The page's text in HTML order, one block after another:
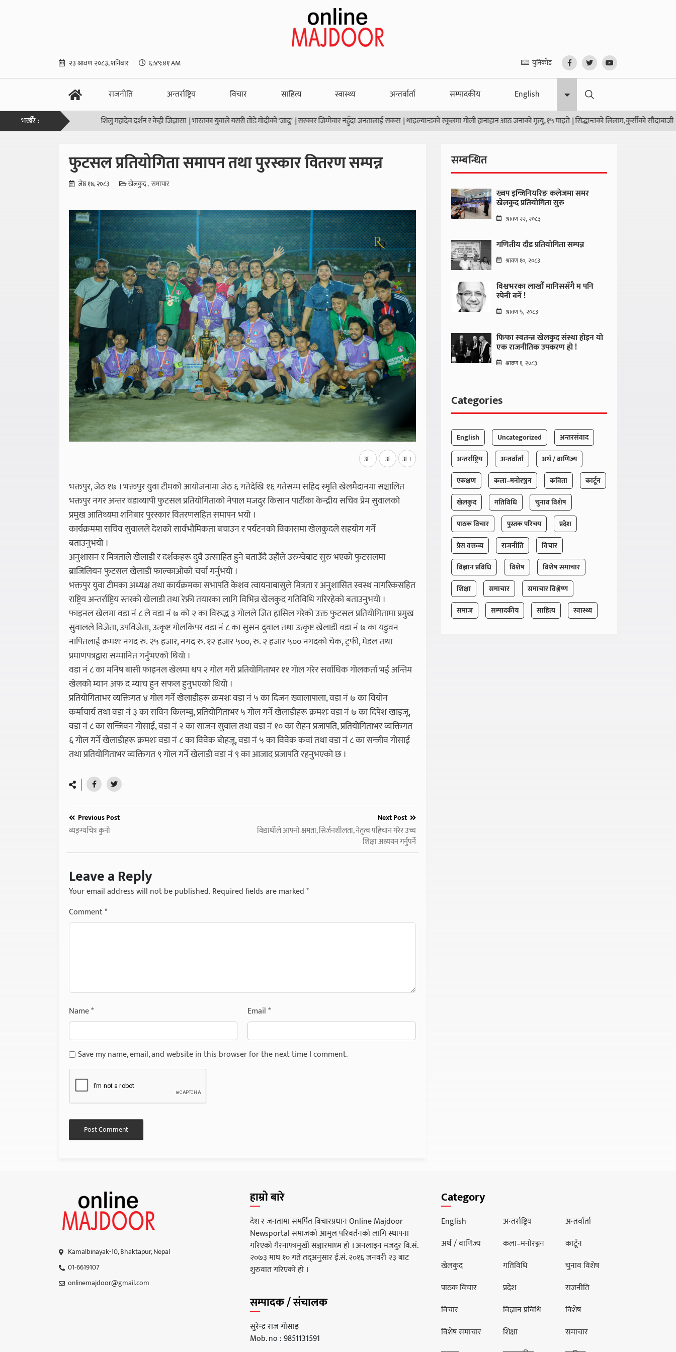
२३ श्रावण २०८३, शनिबार ६:४९:४१ AM युनिकोड
राजनीति अन्तर्राष्ट्रिय विचार साहित्य स्वास्थ्य अन्तर्वार्ता सम्पादकीय
English
भर्खरै :
शिलु महादेव दर्शन र केही जिज्ञासा |भारतका युवाले यसरी तोडे मोदीको ‘जादु’ |सरकार जिम्मेवार नहुँदा जनतालाई सकस |थाइल्यान्डको स्कूलमा गोली हानाहान आठ जनाको मृत्यु, १५ घाइते |सिद्धान्तको लिलाम, कुर्सीको सौदाबाजी |उठ जाग
फुटसल प्रतियोगिता समापन तथा पुरस्कार वितरण सम्पन्न
जेष्ठ १७, २०८३ खेलकुद समाचार
अ - अ अ +
भक्तपुर, जेठ १७ । भक्तपुर युवा टीमको आयोजनामा जेठ ६ गतेदेखि १६ गतेसम्म सहिद स्मृति खेलमैदानमा सञ्चालित
भक्तपुर नगर अन्तर वडाव्यापी फुटसल प्रतियोगिताको नेपाल मजदुर किसान पार्टीका केन्द्रीय सचिव प्रेम सुवालको
प्रमुख आतिथ्यमा शनिबार पुरस्कार वितरणसहित समापन भयो ।
कार्यक्रममा सचिव सुवालले देशको सार्वभौमिकता बचाउन र पर्यटनको विकासमा खेलकुदले सहयोग गर्ने
बताउनुभयो ।
अनुशासन र मित्रताले खेलाडी र दर्शकहरू दुवै उत्साहित हुने बताउँदै उहाँले उरुग्वेबाट सुरु भएको फुटसलमा
ब्राजिलियन फुटसल खेलाडी फाल्काओको चर्चा गर्नुभयो ।
भक्तपुर युवा टीमका अध्यक्ष तथा कार्यक्रमका सभापति केशव त्वायनाबासुले मित्रता र अनुशासित स्वस्थ नागरिकसहित
राष्ट्रिय अन्तर्राष्ट्रिय स्तरको खेलाडी तथा रेफ्री तयारका लागि विभिन्न खेलकुद गतिविधि गरिरहेको बताउनुभयो ।
फाइनल खेलमा वडा नं ८ ले वडा नं ७ को २ का विरुद्ध ३ गोलले जित हासिल गरेको उक्त फुटसल प्रतियोगितामा प्रमुख
सुवालले विजेता, उपविजेता, उत्कृष्ट गोलकिपर वडा नं ८ का सुसन दुवाल तथा उत्कृष्ट खेलाडी वडा नं ७ का यडुवन
नापितलाई क्रमशः नगद रु. २५ हजार, नगद रु. १२ हजार ५००, रु. २ हजार ५०० नगदको चेक, ट्रफी, मेडल तथा
प्रमाणपत्रद्वारा सम्मानित गर्नुभएको थियो ।
वडा नं ८ का मनिष बासी फाइनल खेलमा थप २ गोल गरी प्रतियोगिताभर ११ गोल गरेर सर्वाधिक गोलकर्ता भई अन्तिम
खेलको म्यान अफ द म्याच हुन सफल हुनुभएको थियो ।
प्रतियोगिताभर व्यक्तिगत ४ गोल गर्ने खेलाडीहरू क्रमशः वडा नं ५ का दिजन ख्वालापाला, वडा नं ७ का वियोन
कर्माचार्य तथा वडा नं ३ का सविन किलम्बु, प्रतियोगिताभर ५ गोल गर्ने खेलाडीहरू क्रमशः वडा नं ७ का दिपेश खाइजू,
वडा नं ८ का सन्जिवन गोसाई, वडा नं २ का साजन सुवाल तथा वडा नं १० का रोहन प्रजापति, प्रतियोगिताभर व्यक्तिगत
६ गोल गर्ने खेलाडीहरू क्रमशः वडा नं ८ का विवेक बोहजू, वडा नं ५ का विवेक कवां तथा वडा नं ८ का सन्जीव गोसाई
तथा प्रतियोगिताभर व्यक्तिगत ९ गोल गर्ने खेलाडी वडा नं ९ का आजाद प्रजापति रहनुभएको छ ।
Previous Post
व्यङ्ग्यचित्र कुनो
Next Post
विद्यार्थीले आफ्नो क्षमता, सिर्जनशीलता, नेतृत्व पहिचान गरेर उच्च
शिक्षा अध्ययन गर्नुपर्ने
Leave a Reply
Your email address will not be published.Required fields are marked*
Comment*
Name* Email*
Save my name, email, and website in this browser for the next time I comment.
सम्बन्धित
ख्वप इन्जिनियरिङ कलेजमा समर
खेलकुद प्रतियोगिता सुरु
श्रावण २२, २०८३
गणितीय दौड प्रतियोगिता सम्पन्न
श्रावण १०, २०८३
विश्वभरका लाखौँ मानिससँगै म पनि
स्पेनी बनेँ !
श्रावण ५, २०८३
फिफा स्वतन्त्र खेलकुद संस्था होइन यो
एक राजनीतिक उपकरण हो !
श्रावण १, २०८३
Categories
English Uncategorized
अन्तरसंवाद
अन्तर्राष्ट्रिय
अन्तर्वार्ता
अर्थ / वाणिज्य
एकक्षण
कला–मनोरञ्जन कविता
कार्टून
खेलकुद
गतिविधि
चुनाव विशेष
पाठक विचार
पुस्तक परिचय
प्रदेश
प्रेस वक्तव्य
राजनीति
विचार
विज्ञान प्रविधि
विशेष
विशेष समाचार
शिक्षा
समाचार
समाचार विश्लेष्ण
समाज
सम्पादकीय साहित्य स्वास्थ्य
Kamalbinayak-10, Bhaktapur, Nepal
01-6619107
onlinemajdoor@gmail.com
हाम्रो बारे
देश र जनतामा समर्पित विचारप्रधान Online Majdoor
Newsportal समाजको आमुल परिवर्तनको लागि स्थापना
गरिएको गैरनाफामुखी सञ्चारमाध्म हो । अनलाइन मजदुर वि.सं.
२०७३ माघ १० गते तद्अनुसार ई.सं. २०१६ जनवरी २३ बाट
शुरुवात गरिएको हो ।
सम्पादक / संचालक
सुरेन्द्र राज गोसाइ
Mob. no : 9851131591
Category
English अन्तर्राष्ट्रिय
अन्तर्वार्ता
अर्थ / वाणिज्य
कला–मनोरञ्जन
कार्टून
खेलकुद
गतिविधि
चुनाव विशेष
पाठक विचार
प्रदेश
राजनीति
विचार
विज्ञान प्रविधि
विशेष
विशेष समाचार
शिक्षा
समाचार